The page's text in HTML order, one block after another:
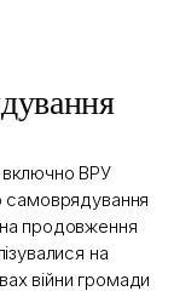
ВРУ
самоврядування
продовження
на
війни громади